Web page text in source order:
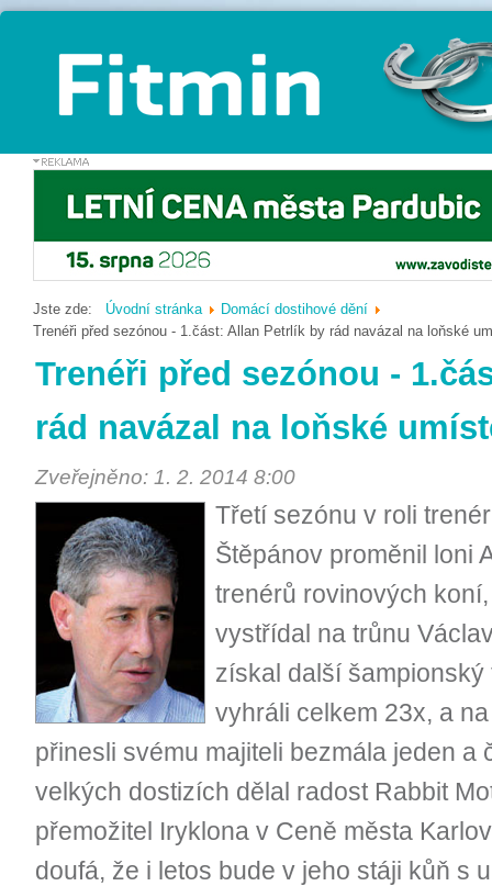
Jste zde: Úvodní stránka
Domácí dostihové dění
Trenéři před sezónou - 1.část: Allan Petrlík by rád navázal na loňské
Trenéři před sezónou -
rád navázal na loňské
Zveřejněno: 1. 2. 2014 8:00
Třetí sezónu v roli
Štěpánov proměnil loni
trenérů rovinových
vystřídal na trůnu
získal další
vyhráli celkem 23x, a
přinesli svému majiteli bezmála jeden a
velkých dostizích dělal radost Rabbit
přemožitel Iryklona v Ceně města
doufá, že i letos bude v jeho stáji kůň s